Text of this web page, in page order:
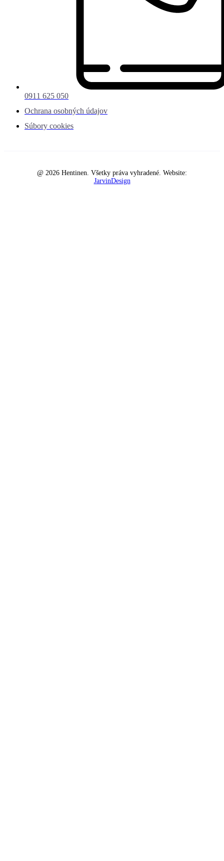
0911 625 050
Ochrana osobných údajov
Súbory cookies
@ 2026 Hentinen. Všetky práva vyhradené. Website:
JarvinDesign